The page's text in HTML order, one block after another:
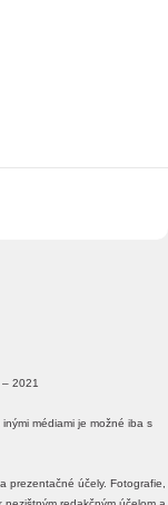
2021
médiami je možné iba s
prezentačné účely. Fotografie,